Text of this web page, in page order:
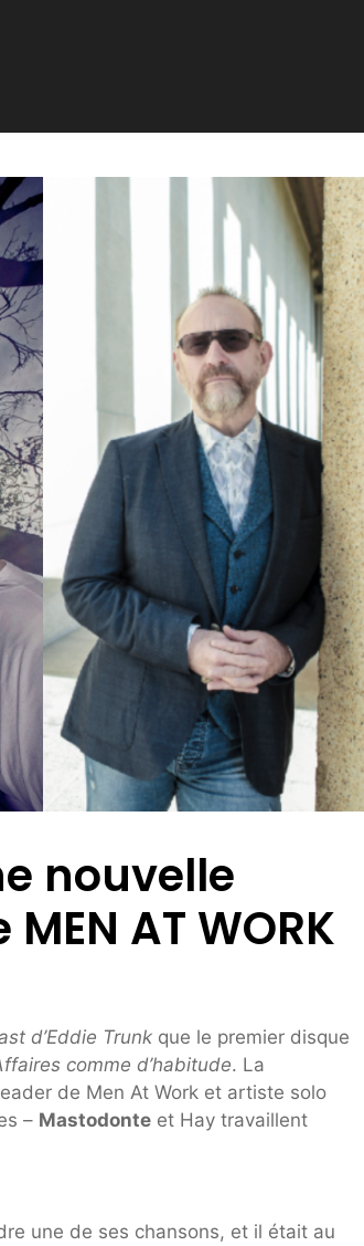
nouvelle
AT WORK
d’Eddie Trunk que le premier disque
comme d’habitude. La
de Men At Work et artiste solo
– Mastodonte et Hay travaillent
une de ses chansons, et il était au